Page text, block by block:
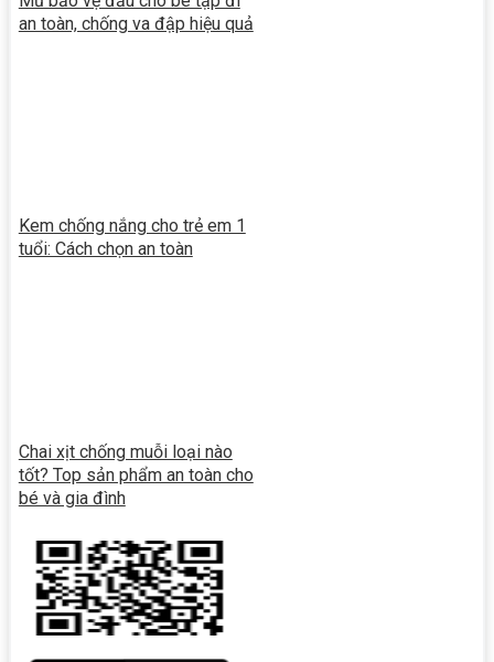
an toàn, chống va đập hiệu quả
Kem chống nắng cho trẻ em 1
tuổi: Cách chọn an toàn
Chai xịt chống muỗi loại nào
tốt? Top sản phẩm an toàn cho
bé và gia đình